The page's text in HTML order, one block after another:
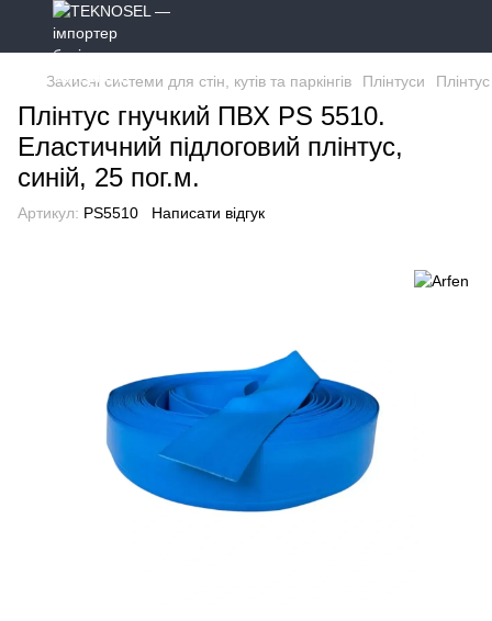
Захисні системи для стін, кутів та паркінгів Плінтуси
Плінтус гнучкий ПВХ PS 5510.
Еластичний підлоговий плінтус,
синій, 25 пог.м.
Артикул: PS5510 Написати відгук